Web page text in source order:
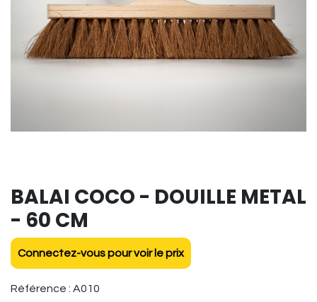
BALAI COCO - DOUILLE METAL
- 60 CM
Connectez-vous pour voir le prix
Référence : A010